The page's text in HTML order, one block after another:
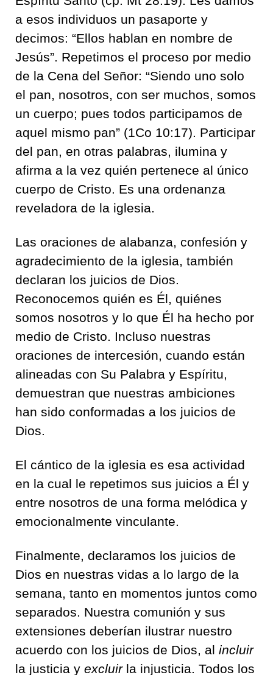
a esos individuos un pasaporte y
decimos: “Ellos hablan en nombre de
Jesús”. Repetimos el proceso por medio
de la Cena del Señor: “Siendo uno solo
el pan, nosotros, con ser muchos, somos
un cuerpo; pues todos participamos de
aquel mismo pan” (1Co 10:17). Participar
del pan, en otras palabras, ilumina y
afirma a la vez quién pertenece al único
cuerpo de Cristo. Es una ordenanza
reveladora de la iglesia.
Las oraciones de alabanza, confesión y
agradecimiento de la iglesia, también
declaran los juicios de Dios.
Reconocemos quién es Él, quiénes
somos nosotros y lo que Él ha hecho por
medio de Cristo. Incluso nuestras
oraciones de intercesión, cuando están
alineadas con Su Palabra y Espíritu,
demuestran que nuestras ambiciones
han sido conformadas a los juicios de
Dios.
El cántico de la iglesia es esa actividad
en la cual le repetimos sus juicios a Él y
entre nosotros de una forma melódica y
emocionalmente vinculante.
Finalmente, declaramos los juicios de
Dios en nuestras vidas a lo largo de la
semana, tanto en momentos juntos como
separados. Nuestra comunión y sus
extensiones deberían ilustrar nuestro
acuerdo con los juicios de Dios, al incluir
la justicia y excluirla injusticia. Todos los